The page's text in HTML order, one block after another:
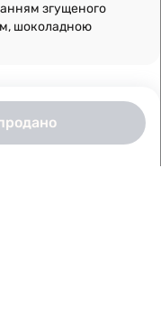
згущеного
шоколадною